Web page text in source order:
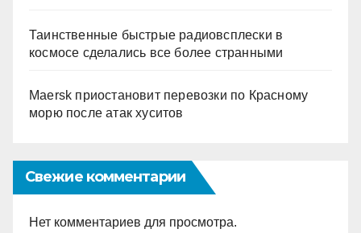
Таинственные быстрые радиовсплески в
космосе сделались все более странными
Maersk приостановит перевозки по Красному
морю после атак хуситов
Свежие комментарии
Нет комментариев для просмотра.